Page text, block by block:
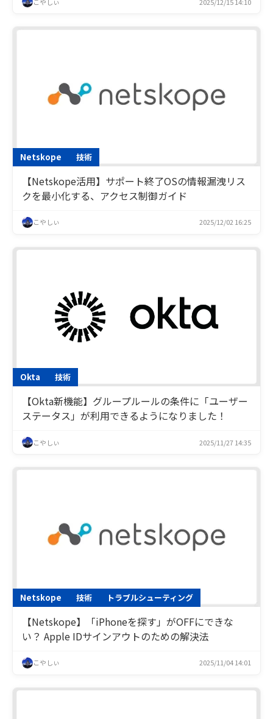
Netskope 技術
【Netskope活用】サポート終了OSの情報漏洩リス
クを最小化する、アクセス制御ガイド
こやしぃ 2025/12/02 16:25
Okta 技術
【Okta新機能】グループルールの条件に「ユーザー
ステータス」が利用できるようになりました！
こやしぃ 2025/11/27 14:35
Netskope 技術 トラブルシューティング
【Netskope】「iPhoneを探す」がOFFにできな
い？ Apple IDサインアウトのための解決法
こやしぃ 2025/11/04 14:01